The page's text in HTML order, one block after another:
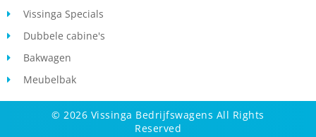
Vissinga Specials
Dubbele cabine's
Bakwagen
Meubelbak
© 2026 Vissinga Bedrijfswagens All Rights
Reserved